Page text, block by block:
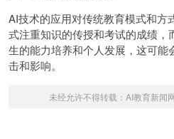
AI技术的应用对传统教育模式和方
式注重知识的传授和考试的成绩，
生的能力培养和个人发展，这可能
击和影响。
未经允许不得转载： AI教育新闻